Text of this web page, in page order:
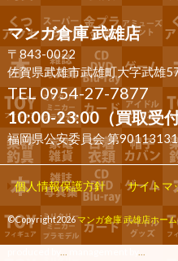
マンガ倉庫 武雄店
〒843-0022
佐賀県武雄市武雄町大字武雄
TEL 0954-27-7877
10:00-23:00（買取受
福岡県公安委員会 第
個人情報保護方針 サイトマ
©Copyright2026マンガ倉庫 武雄店ホー